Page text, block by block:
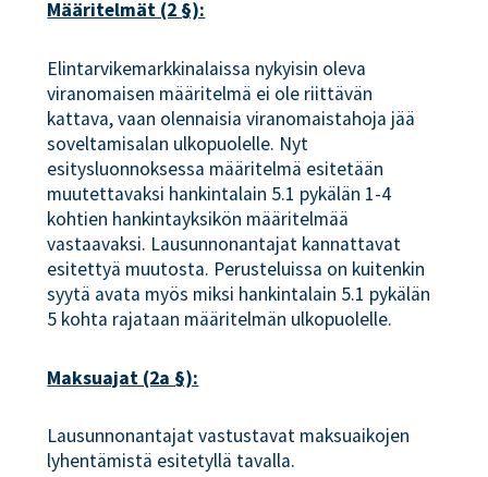
Määritelmät (2 §):
Elintarvikemarkkinalaissa nykyisin oleva
viranomaisen määritelmä ei ole riittävän
kattava, vaan olennaisia viranomaistahoja jää
soveltamisalan ulkopuolelle. Nyt
esitysluonnoksessa määritelmä esitetään
muutettavaksi hankintalain 5.1 pykälän 1-4
kohtien hankintayksikön määritelmää
vastaavaksi. Lausunnonantajat kannattavat
esitettyä muutosta. Perusteluissa on kuitenkin
syytä avata myös miksi hankintalain 5.1 pykälän
5 kohta rajataan määritelmän ulkopuolelle.
Maksuajat (2a §):
Lausunnonantajat vastustavat maksuaikojen
lyhentämistä esitetyllä tavalla.